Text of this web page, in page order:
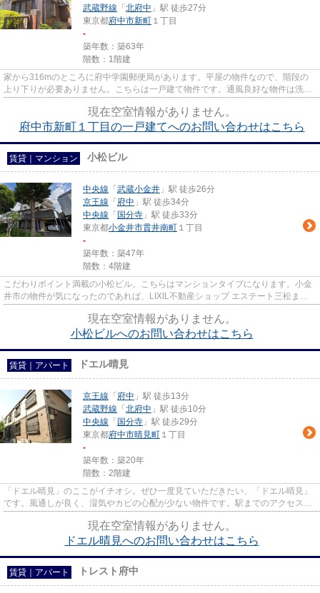
武蔵野線 「 北府中 」駅 徒歩27分
東京都府中市新町 １丁目
-
築年数：築63年
階数：1階建
家から316mのところに府中学園郵便局があります。平屋の物件なので、階段の
上り下りが必要ありません。こちらは一戸建て物件です。通風良好な物件は洗濯
現在空室情報がありません。
府中市新町１丁目の一戸建てへのお問い合わせはこちら
賃貸｜マンション 小松ビル
中央線 「 武蔵小金井 」駅 徒歩26分
京王線 「 府中 」駅 徒歩34分
中央線 「 国分寺 」駅 徒歩33分
東京都小金井市貫井南町 １丁目
-
築年数：築47年
階数：4階建
こだわりポイント満載の小松ビル。こちらはマンションタイプになります。小金
井市の物件が気になったのであれば、LIXIL不動産ショップ エステート三松まで
現在空室情報がありません。
小松ビルへのお問い合わせはこちら
賃貸｜アパート ドエル晴見
京王線 「 府中 」駅 徒歩13分
武蔵野線 「 北府中 」駅 徒歩10分
中央線 「 国分寺 」駅 徒歩29分
東京都府中市晴見町 １丁目
-
築年数：築20年
階数：2階建
「ドエル晴見」のここがイチオシ。ぜひ一度見ていただきたい、「ドエル晴見」
です。風通しが良く、湿気やカビの心配が少ない物件です。駅までのアクセスが
現在空室情報がありません。
ドエル晴見へのお問い合わせはこちら
賃貸｜アパート トレスト府中